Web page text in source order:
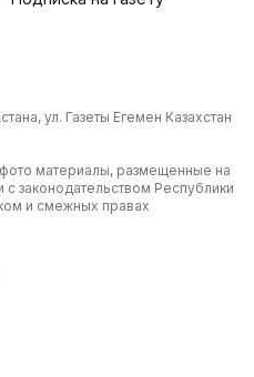
ул. Газеты Егемен Казахстан
материалы, размещенные на
с законодательством Республики
и смежных правах